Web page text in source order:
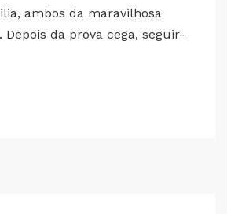
ambos da maravilhosa
Depois da prova cega, seguir-